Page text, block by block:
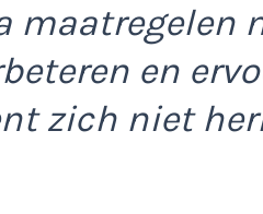
maatregelen
en
zich niet